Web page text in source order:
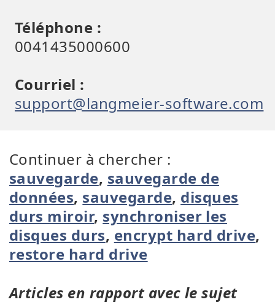
Téléphone :
0041435000600
Courriel :
support@langmeier-software.com
Continuer à chercher :
sauvegarde, sauvegarde de
données, sauvegarde, disques
durs miroir, synchroniser les
disques durs, encrypt hard drive,
restore hard drive
Articles en rapport avec le sujet